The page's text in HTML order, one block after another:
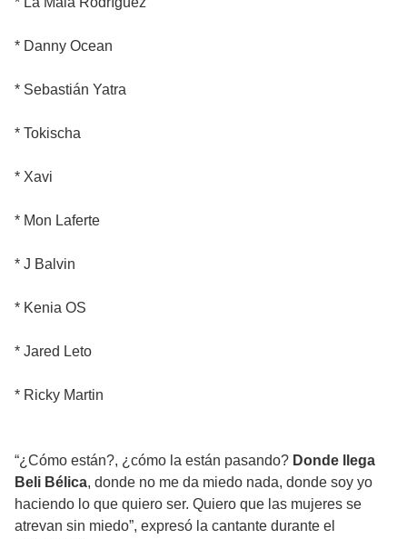
* Danny Ocean
* Sebastián Yatra
* Tokischa
* Xavi
* Mon Laferte
* J Balvin
* Kenia OS
* Jared Leto
* Ricky Martin
“¿Cómo están?, ¿cómo la están pasando? Donde llega
Beli Bélica, donde no me da miedo nada, donde soy yo
haciendo lo que quiero ser. Quiero que las mujeres se
atrevan sin miedo”, expresó la cantante durante el